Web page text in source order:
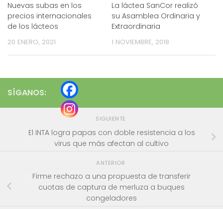
Nuevas subas en los
precios internacionales
de los lácteos
20 ENERO, 2021
La láctea SanCor realizó
su Asamblea Ordinaria y
Extraordinaria
1 NOVIEMBRE, 2018
SÍGANOS:
SIGUIENTE
El INTA logra papas con doble resistencia a los
virus que más afectan al cultivo
ANTERIOR
Firme rechazo a una propuesta de transferir
cuotas de captura de merluza a buques
congeladores